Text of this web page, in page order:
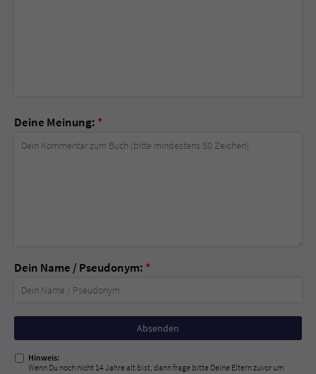
Deine Meinung: *
Dein Name / Pseudonym: *
Nicht
ausfüllen!
Hinweis:
Wenn Du noch nicht 14 Jahre alt bist, dann frage bitte Deine Eltern zuvor um